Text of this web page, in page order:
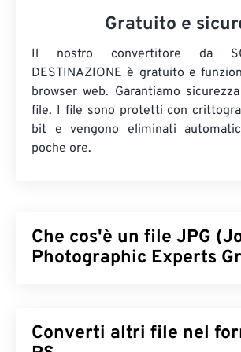
Gratuito e
Il nostro convertitore da
DESTINAZIONE è gratuito e
browser web. Garantiamo
file. I file sono protetti con
bit e vengono eliminati
poche ore.
Che cos'è un file JPG
Photographic Experts
per comprimere fotografie e grafica.
Converti altri file nel